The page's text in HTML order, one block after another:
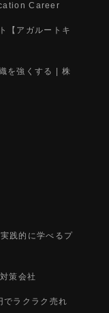
Career
【アガルートキ
を強くする | 株
践的に学べるプ
策会社
でラクラク売れ